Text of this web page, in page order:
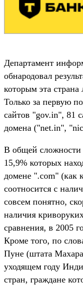
Департамент
обнародовал
которым эта страна
Только за первую
сайтов "gov.in", 81
домена ("net.in",
В общей сложности
15,9% которых
домене ".com" (как
соотносится с
совсем понятно,
наличия
сравнения, в 2005
Кроме того, по
Пуне (штата
уходящем году
стран, граждане